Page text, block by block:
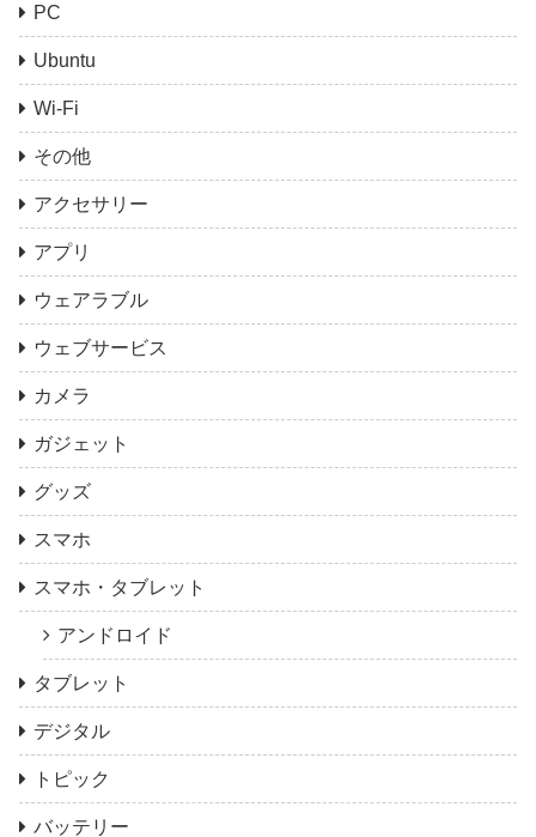
PC
Ubuntu
Wi-Fi
その他
アクセサリー
アプリ
ウェアラブル
ウェブサービス
カメラ
ガジェット
グッズ
スマホ
スマホ・タブレット
アンドロイド
タブレット
デジタル
トピック
バッテリー